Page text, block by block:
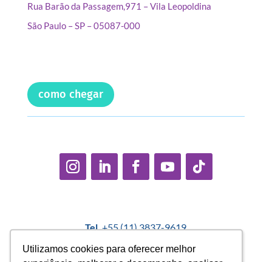
Utilizamos cookies para oferecer melhor
Utilizamos cookies para oferecer melhor
Rua Barão da Passagem,971 – Vila Leopoldina
São Paulo – SP – 05087-000
como chegar
Tel.+55 (11) 3837-9619